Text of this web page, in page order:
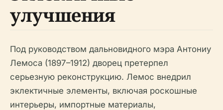
улучшения
Под руководством дальновидного мэра Антониу
Лемоса (1897–1912) дворец претерпел
серьезную реконструкцию. Лемос внедрил
эклектичные элементы, включая роскошные
интерьеры, импортные материалы,